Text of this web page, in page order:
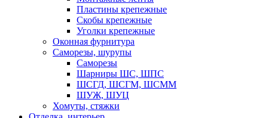
Пластины крепежные
Скобы крепежные
Уголки крепежные
Оконная фурнитура
Саморезы, шурупы
Саморезы
Шарниры ШС, ШПС
ШСГД, ШСГМ, ШСММ
ШУЖ, ШУЦ
Хомуты, стяжки